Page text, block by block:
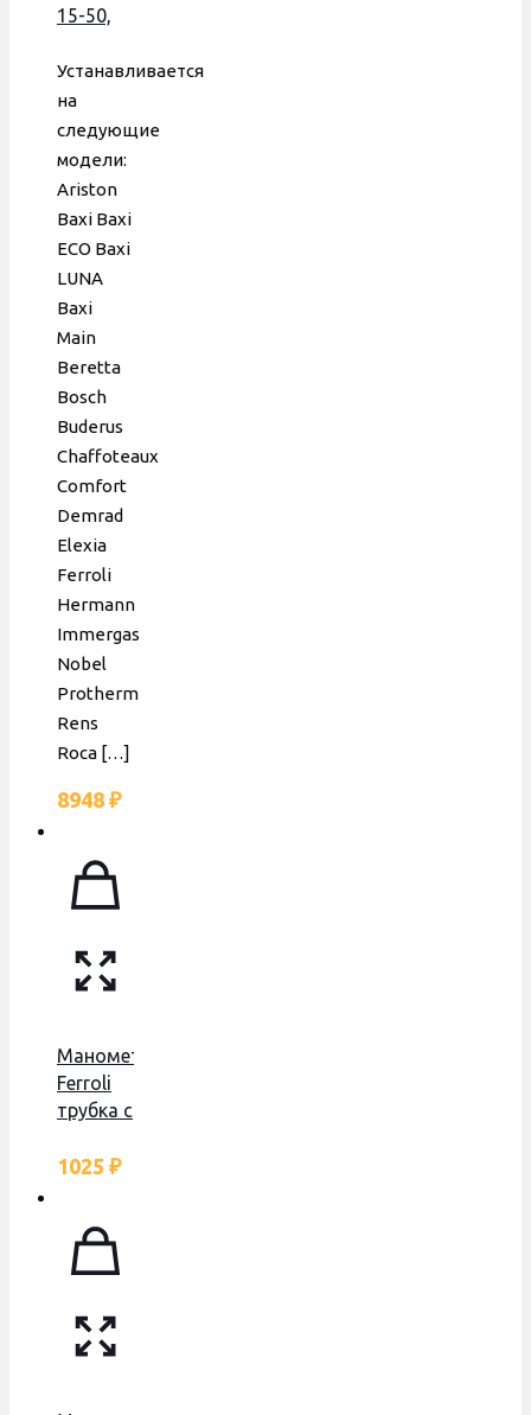
15-50,
пластиковой
гидрогруппой,
59765003
Устанавливается
на
следующие
модели:
Ariston
Baxi Baxi
ECO Baxi
LUNA
Baxi
Main
Berettа
Bosch
Buderus
Chaffoteaux
Comfort
Demrad
Elexia
Ferroli
Hermann
Immergas
Nobel
Protherm
Rens
Roca […]
8948 ₽
Манометр
Ferroli
трубка с
1025 ₽